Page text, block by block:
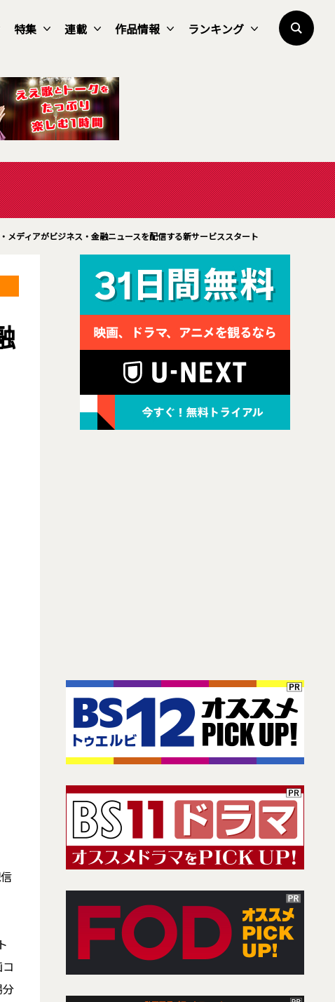
特集 連載 作品情報 ランキング
メディアがビジネス・金融ニュースを配信する新サービススタート